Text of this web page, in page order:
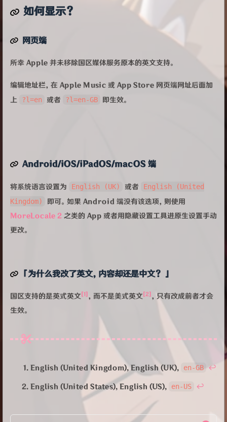
如何显示？
网页端
所幸 Apple 并未移除国区媒体服务原本的英文支持。
编辑地址栏，在 Apple Music 或 App Store 网页端网址后面加
上
?l=en 或者 ?l=en-GB 即生效。
Android/iOS/iPadOS/macOS 端
将系统语言设置为 English (UK) 或者
English (United
Kingdom)
即可。如果 Android 端没有该选项，则使用
MoreLocale 2 之类的 App 或者用隐藏设置工具进原生设置手动
更改。
「为什么我改了英文，内容却还是中文？」
国区支持的是英式英文[1] ，而不是美式英文[2]，只有改成前者才会
生效。
English (United Kingdom), English (UK), en-GB ↩︎
English (United States), English (US), en-US ↩︎